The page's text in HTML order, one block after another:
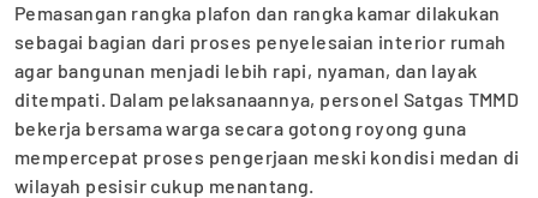
Pemasangan rangka plafon dan rangka kamar dilakukan
sebagai bagian dari proses penyelesaian interior rumah
agar bangunan menjadi lebih rapi, nyaman, dan layak
ditempati. Dalam pelaksanaannya, personel Satgas TMMD
bekerja bersama warga secara gotong royong guna
mempercepat proses pengerjaan meski kondisi medan di
wilayah pesisir cukup menantang.